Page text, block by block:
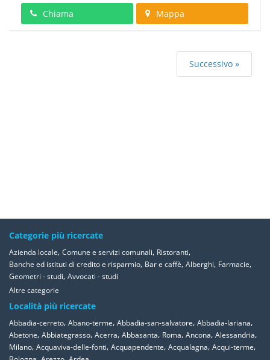
Chiama Mappa
Successivo »
Categorie più ricercate
Azienda locale, Comune e servizi comunali, Ristoranti,
Banche ed istituti di credito e risparmio, Bar e caffè, Alberghi, Farmacie,
Geometri - studi, Avvocati - studi
Altre categorie
Località più ricercate
Abbadia-cerreto, Abano-terme, Abbadia-san-salvatore, Abbadia-lariana,
Abetone, Abbiategrasso, Acerra, Abbasanta, Roma, Ancona, Alessandria,
Milano, Acquaviva-delle-fonti, Acquapendente, Acqualagna, Acqui-terme,